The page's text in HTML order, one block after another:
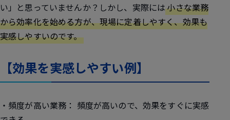
い」と思っていませんか？しかし、実際には小さな業務
から効率化を始める方が、現場に定着しやすく、効果も
実感しやすいのです。
【効果を実感しやすい例】
・頻度が高い業務： 頻度が高いので、効果をすぐに実感